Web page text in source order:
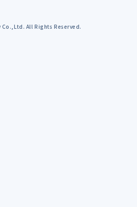
All Rights Reserved.